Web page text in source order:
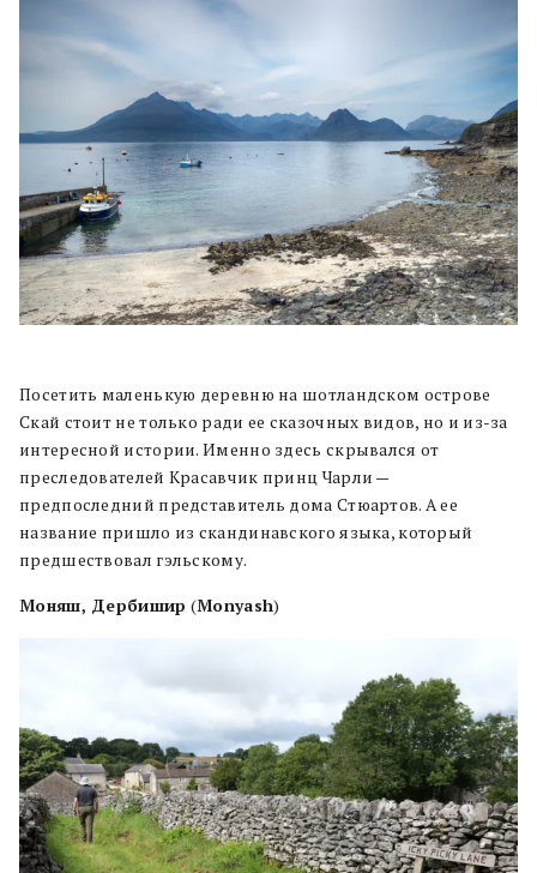
Посетить маленькую деревню на шотландском острове
Скай стоит не только ради ее сказочных видов, но и из-за
интересной истории. Именно здесь скрывался от
преследователей Красавчик принц Чарли —
предпоследний представитель дома Стюартов. А ее
название пришло из скандинавского языка, который
предшествовал гэльскому.
Моняш, Дербишир (Monyash)